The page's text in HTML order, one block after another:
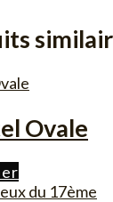
Ovale
produit